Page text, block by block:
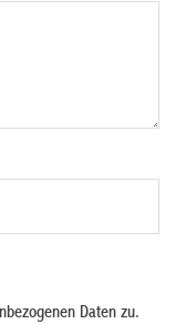
Daten zu.